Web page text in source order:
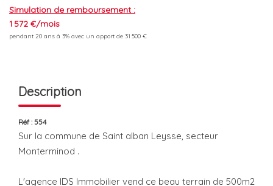
Simulation de remboursement :
1 572 €/mois
pendant 20 ans à 3% avec un apport de 31 500 €
Description
Réf : 554
Sur la commune de Saint alban Leysse, secteur
Monterminod .
L'agence IDS Immobilier vend ce beau terrain de 500m2